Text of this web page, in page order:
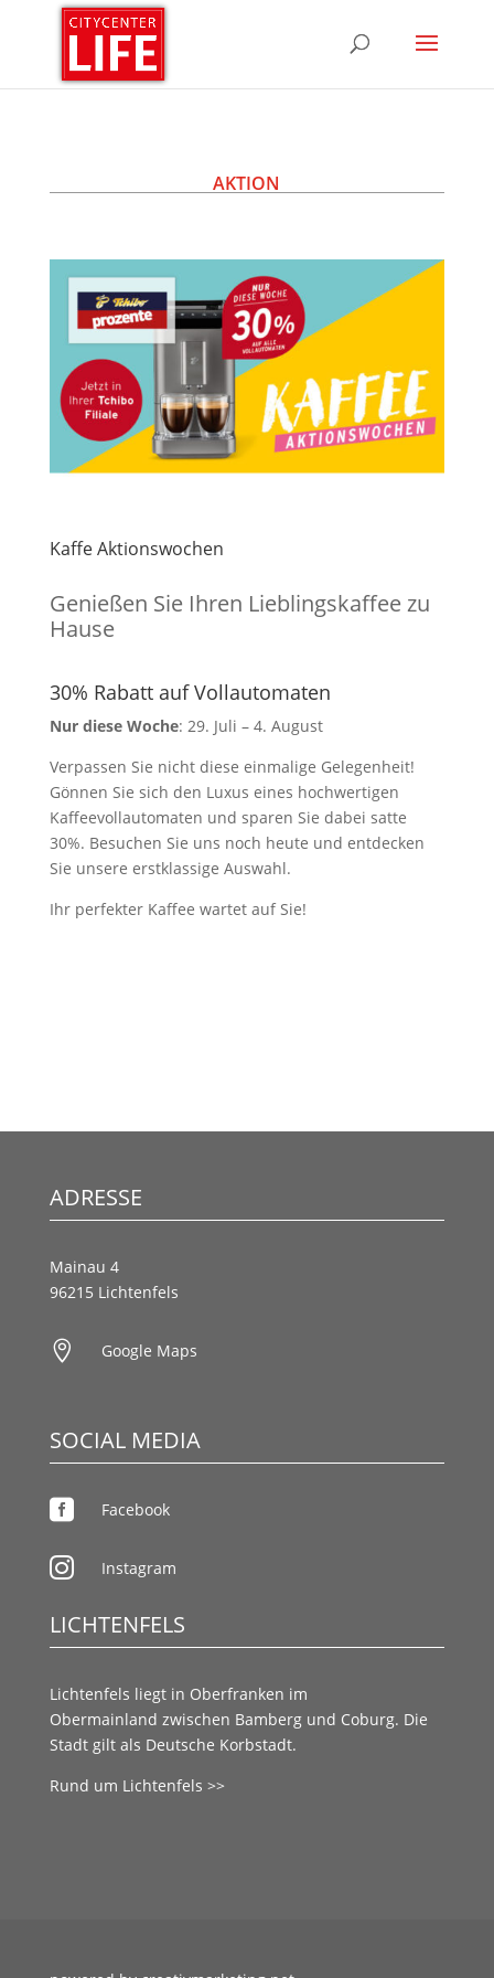
AKTION
Kaffe Aktionswochen
Genießen Sie Ihren Lieblingskaffee zu
Hause
30% Rabatt auf Vollautomaten
Nur diese Woche: 29. Juli – 4. August
Verpassen Sie nicht diese einmalige Gelegenheit!
Gönnen Sie sich den Luxus eines hochwertigen
Kaffeevollautomaten und sparen Sie dabei satte
30%. Besuchen Sie uns noch heute und entdecken
Sie unsere erstklassige Auswahl.
Ihr perfekter Kaffee wartet auf Sie!
ADRESSE
Mainau 4
96215 Lichtenfels
 Google Maps
SOCIAL MEDIA
 Facebook
 Instagram
LICHTENFELS
Lichtenfels liegt in Oberfranken im
Obermainland zwischen Bambergund Coburg. Die
Stadt gilt als Deutsche Korbstadt.
Rund um Lichtenfels >>